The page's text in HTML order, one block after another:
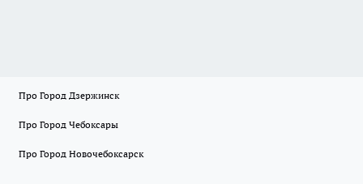
Про Город Дзержинск
Про Город Чебоксары
Про Город Новочебоксарск